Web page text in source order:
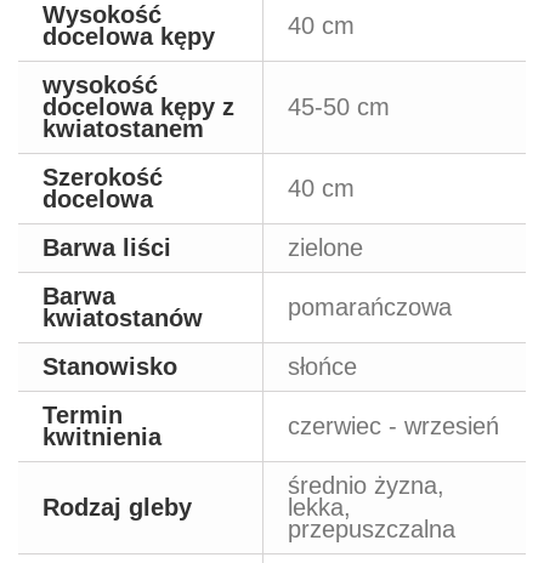
Wysokość
docelowa kępy
40 cm
wysokość
docelowa kępy z
kwiatostanem
45-50 cm
Szerokość
docelowa
40 cm
Barwa liści
zielone
Barwa
kwiatostanów
pomarańczowa
Stanowisko
słońce
Termin
kwitnienia
czerwiec - wrzesień
Rodzaj gleby
średnio żyzna,
lekka,
przepuszczalna